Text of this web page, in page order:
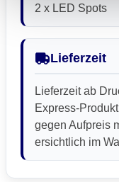
2 x LED Spots
Lieferzeit
Lieferzeit ab
Express-
gegen Aufpreis
ersichtlich im